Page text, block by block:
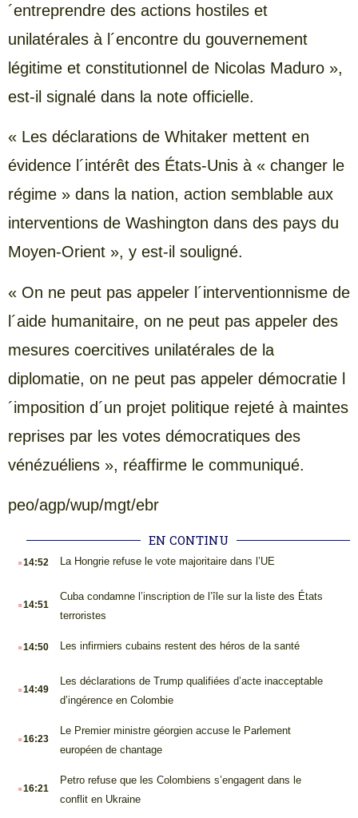
´entreprendre des actions hostiles et
unilatérales à l´encontre du gouvernement
légitime et constitutionnel de Nicolas Maduro »,
est-il signalé dans la note officielle.
« Les déclarations de Whitaker mettent en
évidence l´intérêt des États-Unis à « changer le
régime » dans la nation, action semblable aux
interventions de Washington dans des pays du
Moyen-Orient », y est-il souligné.
« On ne peut pas appeler l´interventionnisme de
l´aide humanitaire, on ne peut pas appeler des
mesures coercitives unilatérales de la
diplomatie, on ne peut pas appeler démocratie l
´imposition d´un projet politique rejeté à maintes
reprises par les votes démocratiques des
vénézuéliens », réaffirme le communiqué.
peo/agp/wup/mgt/ebr
EN CONTINU
.14:52 La Hongrie refuse le vote majoritaire dans l’UE
.14:51
Cuba condamne l’inscription de l’île sur la liste des États
terroristes
.14:50 Les infirmiers cubains restent des héros de la santé
.14:49
Les déclarations de Trump qualifiées d’acte inacceptable
d’ingérence en Colombie
.16:23
Le Premier ministre géorgien accuse le Parlement
européen de chantage
.16:21
Petro refuse que les Colombiens s’engagent dans le
conflit en Ukraine